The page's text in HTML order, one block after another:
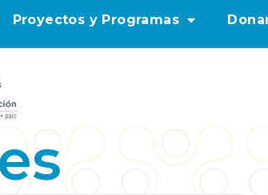
Proyectos y Programas